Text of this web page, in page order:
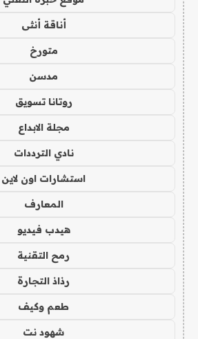
أناقة أنثى
متورخ
مدسن
روتانا تسويق
مجلة الابداع
نادي الترددات
استشارات اون لاين
المعارف
هيدب فيديو
رمح التقنية
رذاذ التجارة
طعم وكيف
شهود نت